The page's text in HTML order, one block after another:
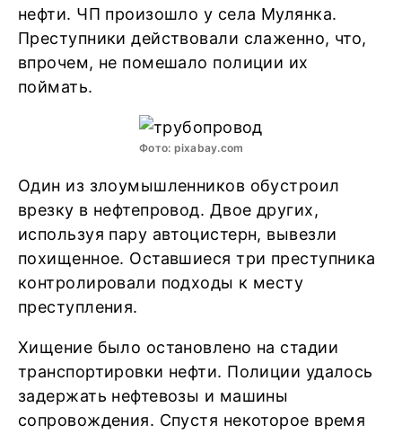
нефти. ЧП произошло у села Мулянка.
Преступники действовали слаженно, что,
впрочем, не помешало полиции их
поймать.
Фото: pixabay.com
Один из злоумышленников обустроил
врезку в нефтепровод. Двое других,
используя пару автоцистерн, вывезли
похищенное. Оставшиеся три преступника
контролировали подходы к месту
преступления.
Хищение было остановлено на стадии
транспортировки нефти. Полиции удалось
задержать нефтевозы и машины
сопровождения. Спустя некоторое время